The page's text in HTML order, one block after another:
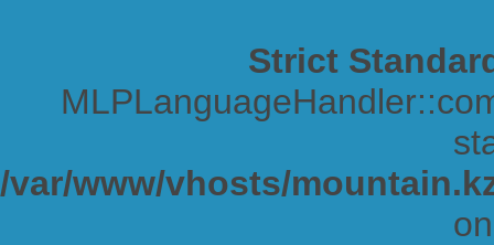
Strict
/var/www/vhosts/